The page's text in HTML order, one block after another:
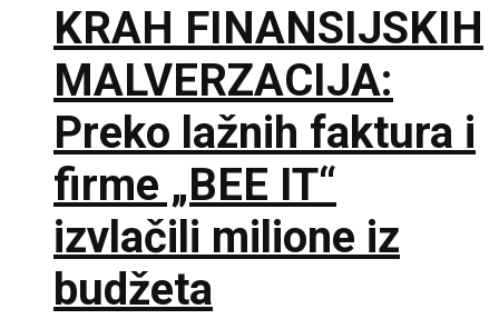
KRAH FINANSIJSKIH
MALVERZACIJA:
Preko lažnih faktura i
firme „BEE IT“
izvlačili milione iz
budžeta